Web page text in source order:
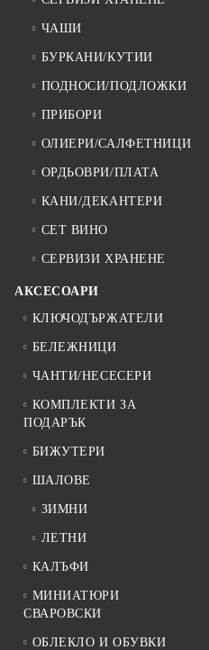
ЧАШИ
БУРКАНИ/КУТИИ
ПОДНОСИ/ПОДЛОЖКИ
ПРИБОРИ
ОЛИЕРИ/САЛФЕТНИЦИ
ОРДЬОВРИ/ПЛАТА
КАНИ/ДЕКАНТЕРИ
СЕТ ВИНО
СЕРВИЗИ ХРАНЕНЕ
АКСЕСОАРИ
КЛЮЧОДЪРЖАТЕЛИ
БЕЛЕЖНИЦИ
ЧАНТИ/НЕСЕСЕРИ
КОМПЛЕКТИ ЗА
ПОДАРЪК
БИЖУТЕРИ
ШАЛОВЕ
ЗИМНИ
ЛЕТНИ
КАЛЪФИ
МИНИАТЮРИ
СВАРОВСКИ
ОБЛЕКЛО И ОБУВКИ